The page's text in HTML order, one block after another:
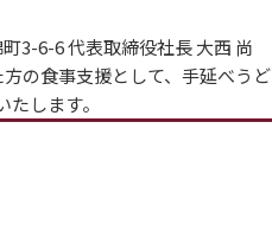
3-6-6 代表取締役社長 大西 尚
の食事支援として、手延べうど
します。